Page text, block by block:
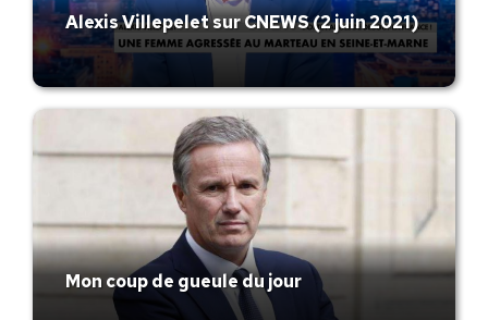
Alexis Villepelet sur CNEWS (2 juin 2021)
Mon coup de gueule du jour